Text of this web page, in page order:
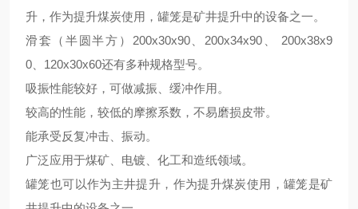
升，作为提升煤炭使用，罐笼是矿井提升中的设备之一。
滑套（半圆半方） 200x30x90、200x34x90、 200x38x9
0、120x30x60还有多种规格型号。
吸振性能较好 ，可做减振、缓冲作用。
较高的性能， 较低的摩擦系数，不易磨损皮带。
能承受反复冲击、振动。
广泛应用于煤矿、电镀、化工和造纸领域。
罐笼也可以作为主井提升，作为提升煤炭使用，罐笼是矿